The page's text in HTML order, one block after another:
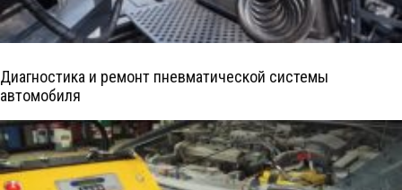
Диагностика и ремонт пневматической системы
автомобиля